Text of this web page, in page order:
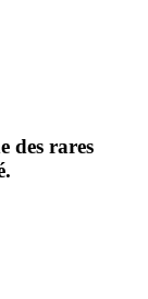
des rares